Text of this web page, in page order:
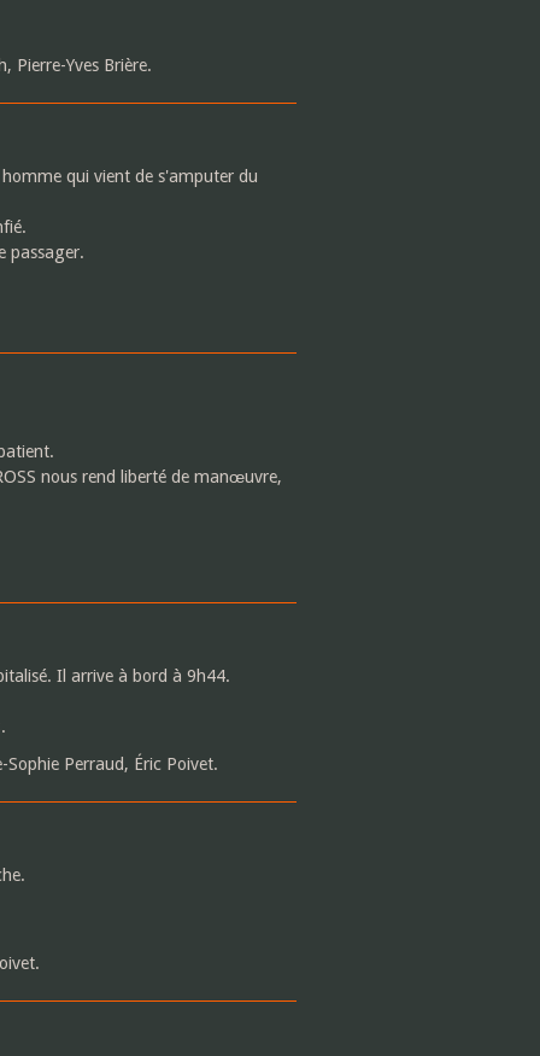
Pierre-Yves Brière.
qui vient de s'amputer du
passager.
nous rend liberté de manœuvre,
Il arrive à bord à 9h44.
Sophie Perraud, Éric Poivet.